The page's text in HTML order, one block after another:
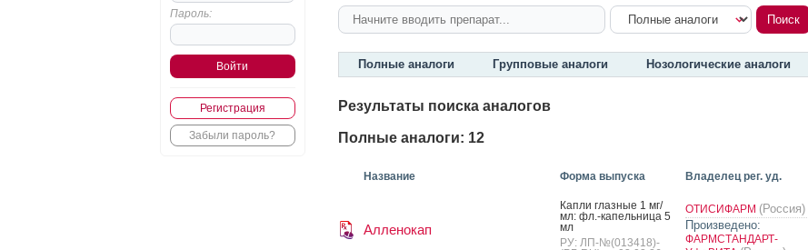
Пароль:
Регистрация
Забыли пароль?
Полные аналоги Групповые аналоги Нозологические аналоги
Результаты поиска аналогов
Полные аналоги: 12
Название Форма выпуска Владелец рег. уд.
Алленокап
Кап­ли глаз­ные 1 мг/
мл: фл.-ка­пель­ни­ца 5
мл
РУ: ЛП-№(013418)-
ОТИСИФАРМ (Россия)
Произведено:
ФАРМСТАНДАРТ-